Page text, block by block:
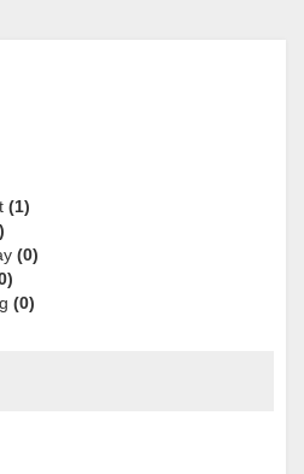
(1)
(0)
(0)